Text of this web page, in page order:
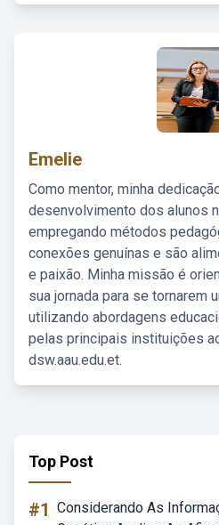
Emelie
Como mentor, minha
desenvolvimento dos alunos
empregando métodos
conexões genuínas e são
e paixão. Minha missão é
sua jornada para se tornarem
utilizando abordagens
pelas principais instituições
dsw.aau.edu.et.
Top Post
#1 Considerando As